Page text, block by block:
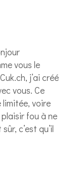
vous le
j’ai créé
vous. Ce
voire
fou à ne
c’est qu’il